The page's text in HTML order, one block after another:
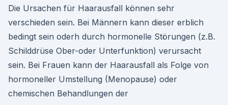
Die Ursachen für Haarausfall können sehr
verschieden sein. Bei Männern kann dieser erblich
bedingt sein oderh durch hormonelle Störungen (z.B.
Schilddrüse Ober-oder Unterfunktion) verursacht
sein. Bei Frauen kann der Haarausfall als Folge von
hormoneller Umstellung (Menopause) oder
chemischen Behandlungen der